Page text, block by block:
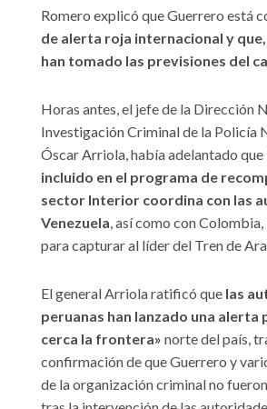
Romero explicó que Guerrero está
de alerta roja internacional y
han tomado las previsiones del
Horas antes, el jefe de la Dirección
Investigación Criminal de la Policía
Óscar Arriola, había adelantado que
incluido en el programa de
sector Interior coordina con las
Venezuela , así como con
para capturar al líder del Tren de
El general Arriola ratificó que las
peruanas han lanzado una alerta
cerca la frontera» norte del país,
confirmación de que Guerrero y
de la organización criminal no